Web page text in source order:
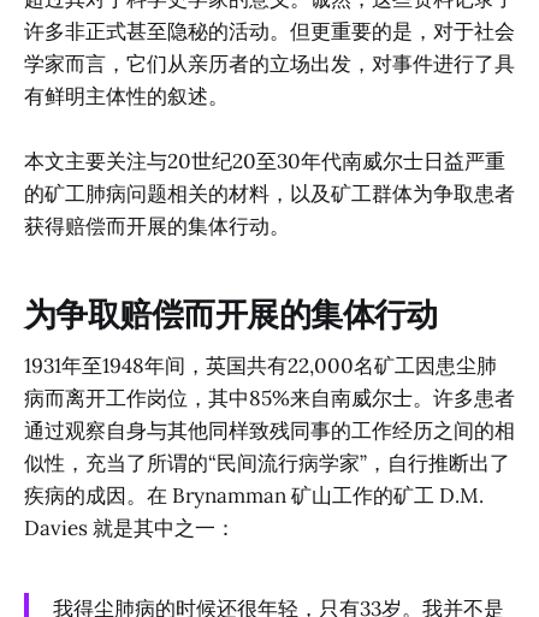
许多非正式甚至隐秘的活动。但更重要的是，对于社会
学家而言，它们从亲历者的立场出发，对事件进行了具
有鲜明主体性的叙述。
本文主要关注与20世纪20至30年代南威尔士日益严重
的矿工肺病问题相关的材料，以及矿工群体为争取患者
获得赔偿而开展的集体行动。
为争取赔偿而开展的集体行动
1931年至1948年间，英国共有22,000名矿工因患尘肺
病而离开工作岗位，其中85%来自南威尔士。许多患者
通过观察自身与其他同样致残同事的工作经历之间的相
似性，充当了所谓的“民间流行病学家”，自行推断出了
疾病的成因。在 Brynamman 矿山工作的矿工 D.M.
Davies 就是其中之一：
我得尘肺病的时候还很年轻，只有33岁。我并不是